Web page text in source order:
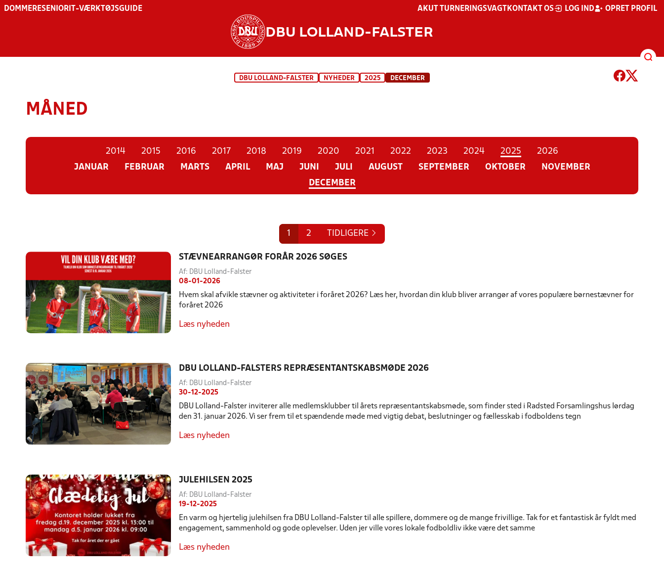
DOMMERESENIOR IT-VÆRKTØJSGUIDE AKUT TURNERINGSVAGT KONTAKT OS LOG IND OPRET PROFIL
DBU LOLLAND-FALSTER
DBU LOLLAND-FALSTER NYHEDER 2025 DECEMBER
MÅNED
2014 2015 2016 2017 2018 2019 2020 2021 2022 2023 2024 2025
2026
JANUAR
FEBRUAR MARTS APRIL MAJ JUNI JULI AUGUST SEPTEMBER OKTOBER
NOVEMBER
DECEMBER
1 2 TIDLIGERE
STÆVNEARRANGØR FORÅR 2026 SØGES
Af: DBU Lolland-Falster
08-01-2026
Hvem skal afvikle stævner og aktiviteter i foråret 2026? Læs her, hvordan din klub bliver arrangør af vores populære børnestævner for
foråret 2026
Læs nyheden
DBU LOLLAND-FALSTERS REPRÆSENTANTSKABSMØDE 2026
Af: DBU Lolland-Falster
30-12-2025
DBU Lolland-Falster inviterer alle medlemsklubber til årets repræsentantskabsmøde, som finder sted i Radsted Forsamlingshus lørdag
den 31. januar 2026. Vi ser frem til et spændende møde med vigtig debat, beslutninger og fællesskab i fodboldens tegn
Læs nyheden
JULEHILSEN 2025
Af: DBU Lolland-Falster
19-12-2025
En varm og hjertelig julehilsen fra DBU Lolland-Falster til alle spillere, dommere og de mange frivillige. Tak for et fantastisk år fyldt med
engagement, sammenhold og gode oplevelser. Uden jer ville vores lokale fodboldliv ikke være det samme
Læs nyheden